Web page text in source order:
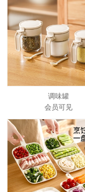
调味罐
会员可见